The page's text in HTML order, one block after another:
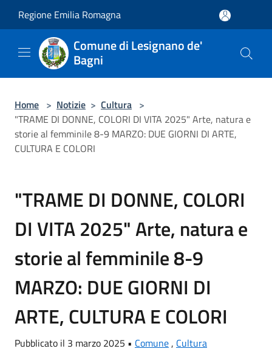
Regione Emilia Romagna
Comune di Lesignano de'
Bagni
Home > Notizie > Cultura >
"TRAME DI DONNE, COLORI DI VITA 2025" Arte, natura e
storie al femminile 8-9 MARZO: DUE GIORNI DI ARTE,
CULTURA E COLORI
"TRAME DI DONNE, COLORI
DI VITA 2025" Arte, natura e
storie al femminile 8-9
MARZO: DUE GIORNI DI
ARTE, CULTURA E COLORI
Pubblicato il 3 marzo 2025 • Comune , Cultura